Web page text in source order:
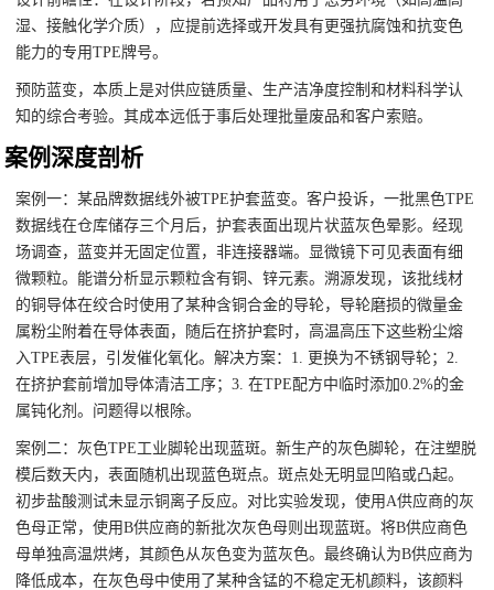
湿、接触化学介质），应提前选择或开发具有更强抗腐蚀和抗变色
能力的专用TPE牌号。
预防蓝变，本质上是对供应链质量、生产洁净度控制和材料科学认
知的综合考验。其成本远低于事后处理批量废品和客户索赔。
案例深度剖析
案例一：某品牌数据线外被TPE护套蓝变。客户投诉，一批黑色TPE
数据线在仓库储存三个月后，护套表面出现片状蓝灰色晕影。经现
场调查，蓝变并无固定位置，非连接器端。显微镜下可见表面有细
微颗粒。能谱分析显示颗粒含有铜、锌元素。溯源发现，该批线材
的铜导体在绞合时使用了某种含铜合金的导轮，导轮磨损的微量金
属粉尘附着在导体表面，随后在挤护套时，高温高压下这些粉尘熔
入TPE表层，引发催化氧化。解决方案：1. 更换为不锈钢导轮；2.
在挤护套前增加导体清洁工序；3. 在TPE配方中临时添加0.2%的金
属钝化剂。问题得以根除。
案例二：灰色TPE工业脚轮出现蓝斑。新生产的灰色脚轮，在注塑脱
模后数天内，表面随机出现蓝色斑点。斑点处无明显凹陷或凸起。
初步盐酸测试未显示铜离子反应。对比实验发现，使用A供应商的灰
色母正常，使用B供应商的新批次灰色母则出现蓝斑。将B供应商色
母单独高温烘烤，其颜色从灰色变为蓝灰色。最终确认为B供应商为
降低成本，在灰色母中使用了某种含锰的不稳定无机颜料，该颜料